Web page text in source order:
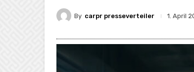
By carpr presseverteiler 1. April